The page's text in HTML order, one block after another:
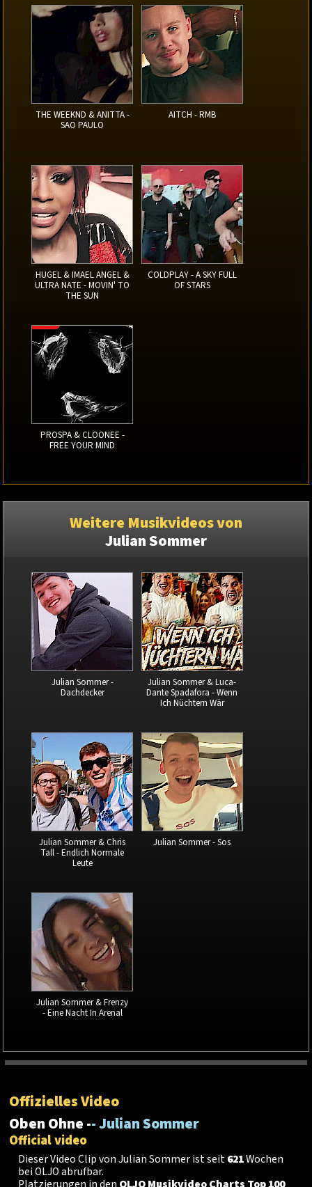
THE WEEKND & ANITTA -
SAO PAULO
AITCH - RMB
HUGEL & IMAEL ANGEL &
ULTRA NATE - MOVIN' TO
THE SUN
COLDPLAY - A SKY FULL
OF STARS
PROSPA & CLOONEE -
FREE YOUR MIND
Weitere Musikvideos von
Julian Sommer
Julian Sommer -
Dachdecker
Julian Sommer & Luca-
Dante Spadafora - Wenn
Ich Nüchtern Wär
Julian Sommer & Chris
Tall - Endlich Normale
Leute
Julian Sommer - Sos
Julian Sommer & Frenzy
- Eine Nacht In Arenal
Offizielles Video
Oben Ohne -- Julian Sommer
Official video
Dieser Video Clip von Julian Sommer ist seit621Wochen
bei OLJO abrufbar.